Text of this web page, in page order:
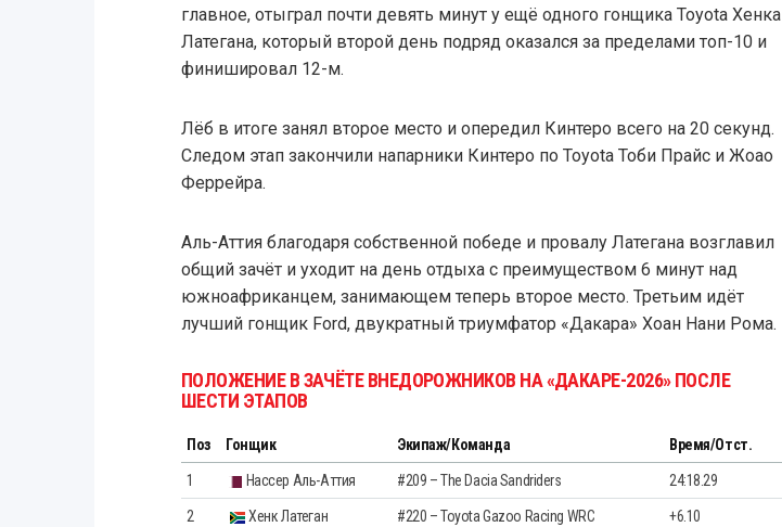
главное, отыграл почти девять минут у ещё одного гонщика Toyota Хенка
Латегана, который второй день подряд оказался за пределами топ-10 и
финишировал 12-м.
Лёб в итоге занял второе место и опередил Кинтеро всего на 20 секунд.
Следом этап закончили напарники Кинтеро по Toyota Тоби Прайс и Жоао
Феррейра.
Аль-Аттия благодаря собственной победе и провалу Латегана возглавил
общий зачёт и уходит на день отдыха с преимуществом 6 минут над
южноафриканцем, занимающем теперь второе место. Третьим идёт
лучший гонщик Ford, двукратный триумфатор «Дакара» Хоан Нани Рома.
ПОЛОЖЕНИЕ В ЗАЧЁТЕ ВНЕДОРОЖНИКОВ НА «ДАКАРЕ-2026» ПОСЛЕ
ШЕСТИ ЭТАПОВ
Поз Гонщик Экипаж/Команда Время/Отст.
1 Нассер Аль-Аттия #209 – The Dacia Sandriders 24:18.29
2 Хенк Латеган #220 – Toyota Gazoo Racing WRC +6.10